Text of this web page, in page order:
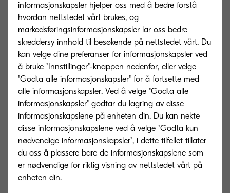
Papirformat
Maks en kassett kan
konfigureres for den høye
typen kabinett
CB-480L
ARTIKKELTYPE
Underskap lav: tre med
skrivebord lagringskapasitet
inkludert trinser (hjul)
Capacity in sheets
Mål (B x D x H)
(W x D x H): 565 x 520 x
330 mm
informasjonskapsler hjelper oss med å bedre forstå
hvordan nettstedet vårt brukes, og
markedsføringsinformasjonskapsler lar oss bedre
skreddersy innhold til besøkende på nettstedet vårt. Du
kan velge dine preferanser for informasjonskapsler ved
å bruke "Innstillinger"-knappen nedenfor, eller velge
"Godta alle informasjonskapsler" for å fortsette med
alle informasjonskapsler. Ved å velge "Godta alle
informasjonskapsler" godtar du lagring av disse
informasjonskapslene på enheten din. Du kan nekte
disse informasjonskapslene ved å velge "Godta kun
nødvendige informasjonskapsler", i dette tilfellet tillater
du oss å plassere bare de informasjonskapslene som
er nødvendige for riktig visning av nettstedet vårt på